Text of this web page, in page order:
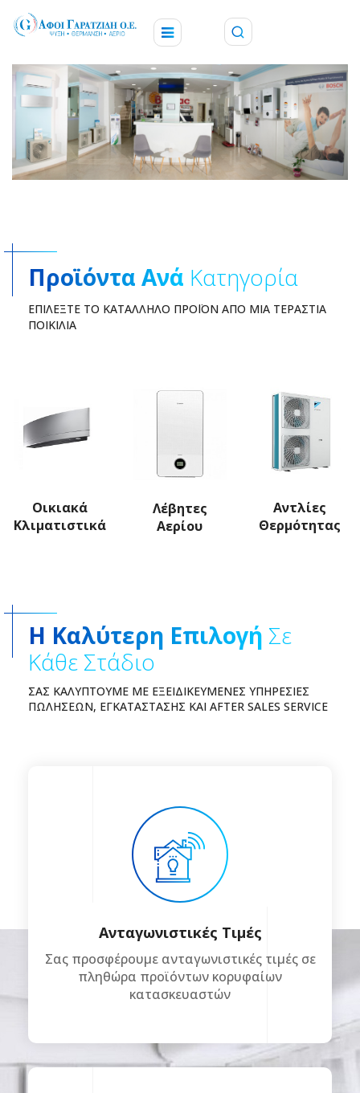
Προϊόντα Ανά Κατηγορία
ΕΠΙΛΈΞΤΕ ΤΟ ΚΑΤΆΛΛΗΛΟ ΠΡΟΪΌΝ ΑΠΌ ΜΙΑ ΤΕΡΆΣΤΙΑ
ΠΟΙΚΙΛΊΑ
Οικιακά
Κλιματιστικά
Λέβητες
Αερίου
Αντλίες
Θερμότητας
Η Καλύτερη Επιλογή Σε
Κάθε Στάδιο
ΣΑΣ ΚΑΛΎΠΤΟΥΜΕ ΜΕ ΕΞΕΙΔΙΚΕΥΜΈΝΕΣ ΥΠΗΡΕΣΊΕΣ
ΠΏΛΗΣΕΩΝ, ΕΓΚΑΤΆΣΤΑΣΗΣ ΚΑΙ AFTER SALES SERVICE
Ανταγωνιστικές Τιμές
Σας προσφέρουμε ανταγωνιστικές τιμές σε
πληθώρα προϊόντων κορυφαίων
κατασκευαστών